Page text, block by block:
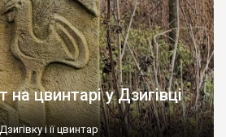
на цвинтарі у Дзигівці
і її цвинтар